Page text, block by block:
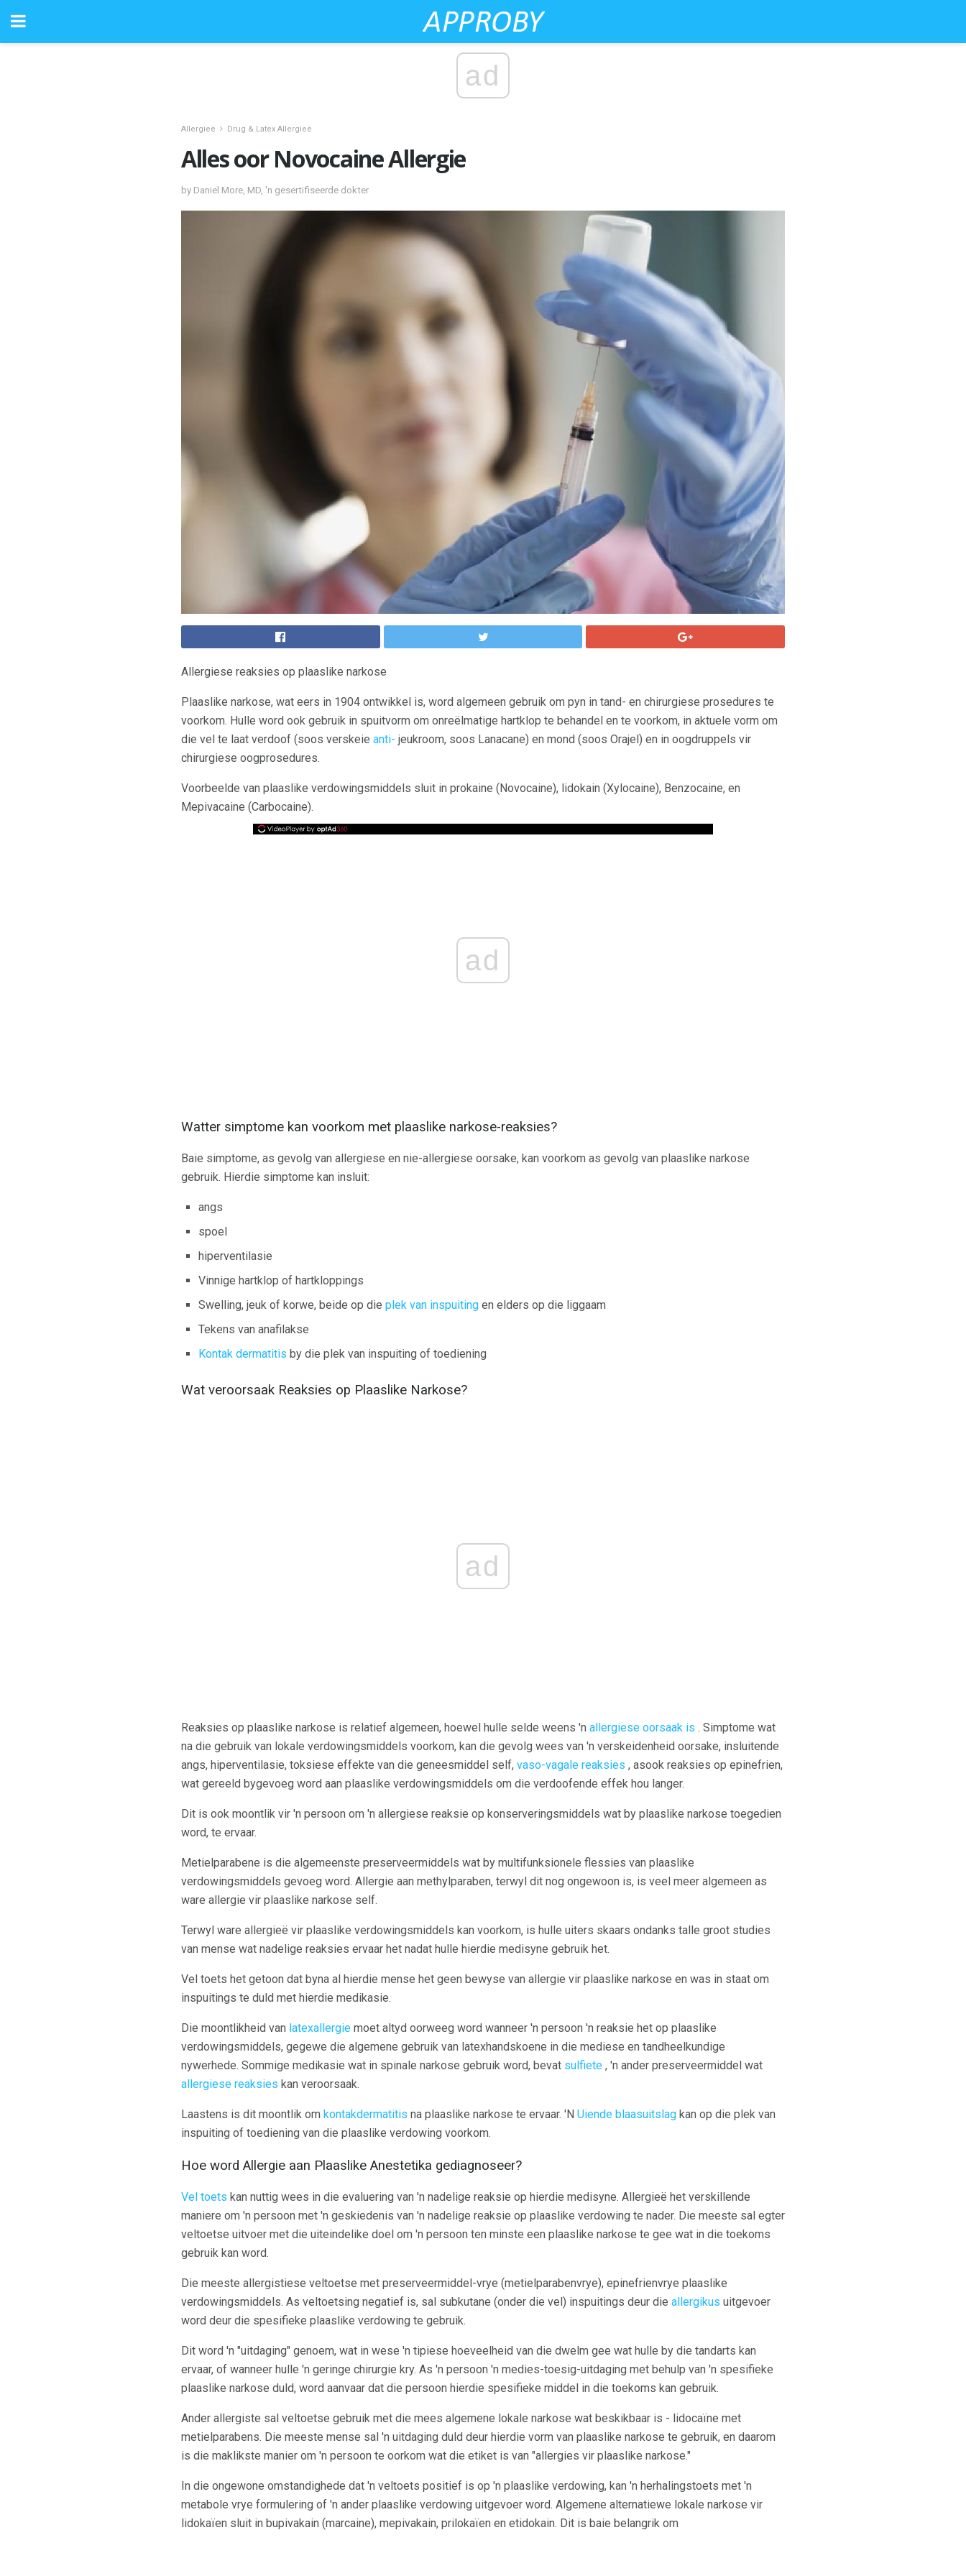
ad
Allergieë Drug & Latex Allergieë
Alles oor Novocaine Allergie
by Daniel More, MD, 'n gesertifiseerde dokter
Allergiese reaksies op plaaslike narkose
Plaaslike narkose, wat eers in 1904 ontwikkel is, word algemeen gebruik om pyn in tand- en chirurgiese prosedures te
voorkom. Hulle word ook gebruik in spuitvorm om onreëlmatige hartklop te behandel en te voorkom, in aktuele vorm om
die vel te laat verdoof (soos verskeie anti- jeukroom, soos Lanacane) en mond (soos Orajel) en in oogdruppels vir
chirurgiese oogprosedures.
Voorbeelde van plaaslike verdowingsmiddels sluit in prokaine (Novocaine), lidokain (Xylocaine), Benzocaine, en
Mepivacaine (Carbocaine).
ad
Watter simptome kan voorkom met plaaslike narkose-reaksies?
Baie simptome, as gevolg van allergiese en nie-allergiese oorsake, kan voorkom as gevolg van plaaslike narkose
gebruik. Hierdie simptome kan insluit:
angs
spoel
hiperventilasie
Vinnige hartklop of hartkloppings
Swelling, jeuk of korwe, beide op die plek van inspuiting en elders op die liggaam
Tekens van anafilakse
Kontak dermatitis by die plek van inspuiting of toediening
Wat veroorsaak Reaksies op Plaaslike Narkose?
ad
Reaksies op plaaslike narkose is relatief algemeen, hoewel hulle selde weens 'n allergiese oorsaak is . Simptome wat
na die gebruik van lokale verdowingsmiddels voorkom, kan die gevolg wees van 'n verskeidenheid oorsake, insluitende
angs, hiperventilasie, toksiese effekte van die geneesmiddel self, vaso-vagale reaksies , asook reaksies op epinefrien,
wat gereeld bygevoeg word aan plaaslike verdowingsmiddels om die verdoofende effek hou langer.
Dit is ook moontlik vir 'n persoon om 'n allergiese reaksie op konserveringsmiddels wat by plaaslike narkose toegedien
word, te ervaar.
Metielparabene is die algemeenste preserveermiddels wat by multifunksionele flessies van plaaslike
verdowingsmiddels gevoeg word. Allergie aan methylparaben, terwyl dit nog ongewoon is, is veel meer algemeen as
ware allergie vir plaaslike narkose self.
Terwyl ware allergieë vir plaaslike verdowingsmiddels kan voorkom, is hulle uiters skaars ondanks talle groot studies
van mense wat nadelige reaksies ervaar het nadat hulle hierdie medisyne gebruik het.
Vel toets het getoon dat byna al hierdie mense het geen bewyse van allergie vir plaaslike narkose en was in staat om
inspuitings te duld met hierdie medikasie.
Die moontlikheid van latexallergie moet altyd oorweeg word wanneer 'n persoon 'n reaksie het op plaaslike
verdowingsmiddels, gegewe die algemene gebruik van latexhandskoene in die mediese en tandheelkundige
nywerhede. Sommige medikasie wat in spinale narkose gebruik word, bevat sulfiete , 'n ander preserveermiddel wat
allergiese reaksies kan veroorsaak.
Laastens is dit moontlik om kontakdermatitis na plaaslike narkose te ervaar. 'N Uiende blaasuitslag kan op die plek van
inspuiting of toediening van die plaaslike verdowing voorkom.
Hoe word Allergie aan Plaaslike Anestetika gediagnoseer?
Vel toets kan nuttig wees in die evaluering van 'n nadelige reaksie op hierdie medisyne. Allergieë het verskillende
maniere om 'n persoon met 'n geskiedenis van 'n nadelige reaksie op plaaslike verdowing te nader. Die meeste sal egter
veltoetse uitvoer met die uiteindelike doel om 'n persoon ten minste een plaaslike narkose te gee wat in die toekoms
gebruik kan word.
Die meeste allergistiese veltoetse met preserveermiddel-vrye (metielparabenvrye), epinefrienvrye plaaslike
verdowingsmiddels. As veltoetsing negatief is, sal subkutane (onder die vel) inspuitings deur die allergikus uitgevoer
word deur die spesifieke plaaslike verdowing te gebruik.
Dit word 'n "uitdaging" genoem, wat in wese 'n tipiese hoeveelheid van die dwelm gee wat hulle by die tandarts kan
ervaar, of wanneer hulle 'n geringe chirurgie kry. As 'n persoon 'n medies-toesig-uitdaging met behulp van 'n spesifieke
plaaslike narkose duld, word aanvaar dat die persoon hierdie spesifieke middel in die toekoms kan gebruik.
Ander allergiste sal veltoetse gebruik met die mees algemene lokale narkose wat beskikbaar is - lidocaïne met
metielparabens. Die meeste mense sal 'n uitdaging duld deur hierdie vorm van plaaslike narkose te gebruik, en daarom
is die maklikste manier om 'n persoon te oorkom wat die etiket is van "allergies vir plaaslike narkose."
In die ongewone omstandighede dat 'n veltoets positief is op 'n plaaslike verdowing, kan 'n herhalingstoets met 'n
metabole vrye formulering of 'n ander plaaslike verdowing uitgevoer word. Algemene alternatiewe lokale narkose vir
lidokaïen sluit in bupivakain (marcaine), mepivakain, prilokaïen en etidokain. Dit is baie belangrik om